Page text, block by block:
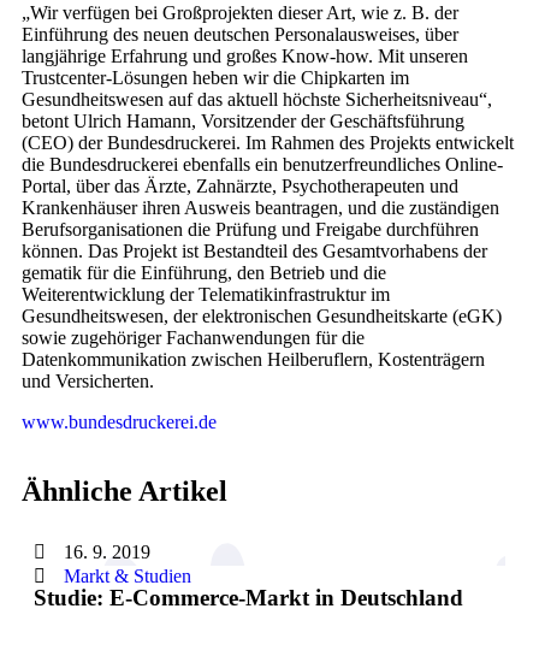
„Wir verfügen bei Großprojekten dieser Art, wie z. B. der
Einführung des neuen deutschen Personalausweises, über
langjährige Erfahrung und großes Know-how. Mit unseren
Trustcenter-Lösungen heben wir die Chipkarten im
Gesundheitswesen auf das aktuell höchste Sicherheitsniveau“,
betont Ulrich Hamann, Vorsitzender der Geschäftsführung
(CEO) der Bundesdruckerei. Im Rahmen des Projekts entwickelt
die Bundesdruckerei ebenfalls ein benutzerfreundliches Online-
Portal, über das Ärzte, Zahnärzte, Psychotherapeuten und
Krankenhäuser ihren Ausweis beantragen, und die zuständigen
Berufsorganisationen die Prüfung und Freigabe durchführen
können. Das Projekt ist Bestandteil des Gesamtvorhabens der
gematik für die Einführung, den Betrieb und die
Weiterentwicklung der Telematikinfrastruktur im
Gesundheitswesen, der elektronischen Gesundheitskarte (eGK)
sowie zugehöriger Fachanwendungen für die
Datenkommunikation zwischen Heilberuflern, Kostenträgern
und Versicherten.
www.bundesdruckerei.de
Ähnliche Artikel
16. 9. 2019
Markt & Studien
Studie: E-Commerce-Markt in Deutschland